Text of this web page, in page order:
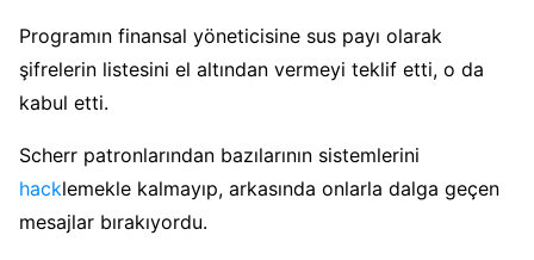
Programın finansal yöneticisine sus payı olarak
şifrelerin listesini el altından vermeyi teklif etti, o da
kabul etti.
Scherr patronlarından bazılarının sistemlerini
hacklemekle kalmayıp, arkasında onlarla dalga geçen
mesajlar bırakıyordu.